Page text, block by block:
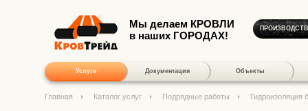
Мы делаем КРОВЛИ
в наших ГОРОДАХ!
Услуги Документация Объекты
Главная Каталог услуг Подрядные работы Гидроизоляция